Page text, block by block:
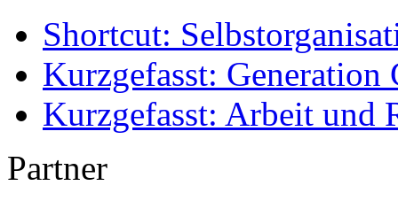
Shortcut:
Kurzgefasst: Generation
Kurzgefasst: Arbeit und
Partner